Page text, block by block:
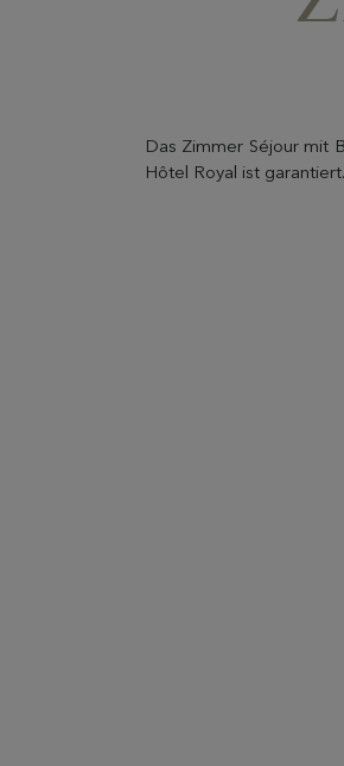
Das Zimmer Séjour mit
Hôtel Royal ist garantiert.